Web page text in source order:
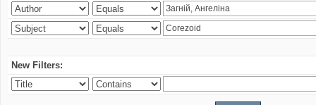
New Filters: